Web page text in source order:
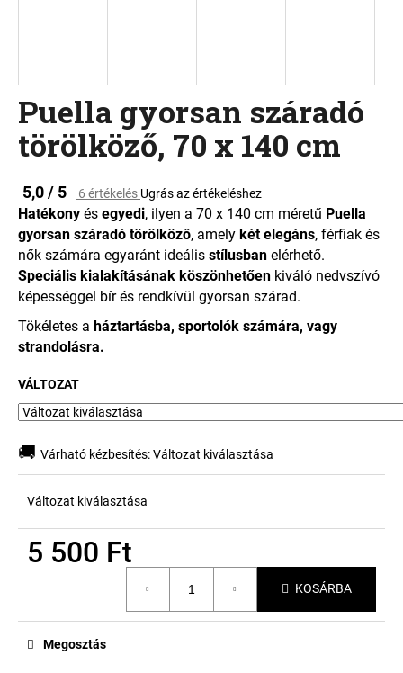
Puella gyorsan száradó
törölköző, 70 x 140 cm
A
termék
átlagos
értékelése
5-
ből
5,0
csillag.
5,0 / 5 6 értékelés Ugrás az értékeléshez
Hatékony és egyedi, ilyen a 70 x 140 cm méretű Puella
gyorsan száradó törölköző, amely két elegáns, férfiak és
nők számára egyaránt ideális stílusban elérhető.
Speciális kialakításának köszönhetően kiváló nedvszívó
képességgel bír és rendkívül gyorsan szárad.
Tökéletes a háztartásba, sportolók számára, vagy
strandolásra.
VÁLTOZAT
🚚 Várható kézbesítés:Változat kiválasztása
Változat kiválasztása
5 500 Ft
KOSÁRBA
Megosztás
á
n
l
j
k